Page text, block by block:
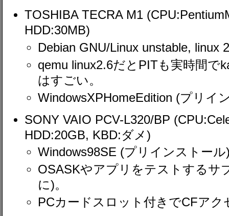
TOSHIBA TECRA M1
HDD:30MB)
Debian GNU/Linux unstable, linux
qemu linux2.6だとPITも実時間で
はすごい。
WindowsXPHomeEdition (プリイ
SONY VAIO PCV-L320/BP
HDD:20GB, KBD:ダメ)
Windows98SE (プリインストール
OSASKやアプリをテストするサ
に)。
PCカードスロット付きでCFアク